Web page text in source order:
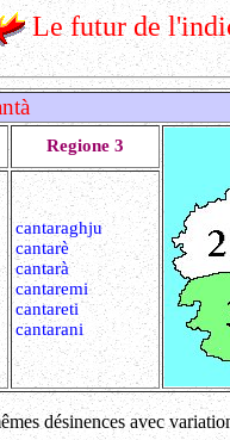
Le futur de
Regione 3
cantaraghju
cantarè
cantarà
cantaremi
cantareti
cantarani
désinences avec